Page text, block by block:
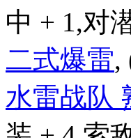
中 + 1,对
二式爆雷,
水雷战队